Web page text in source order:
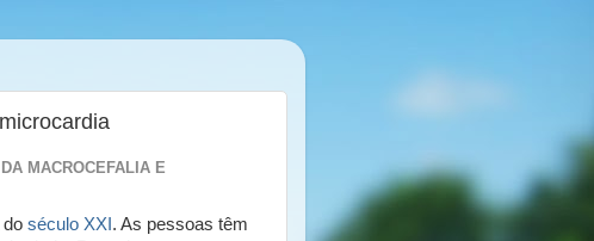
MACROCEFALIA E
do século XXI . As pessoas têm